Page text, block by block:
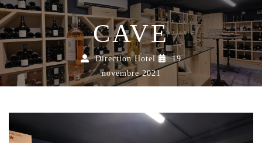
CAVE
Direction Hotel
19
novembre 2021